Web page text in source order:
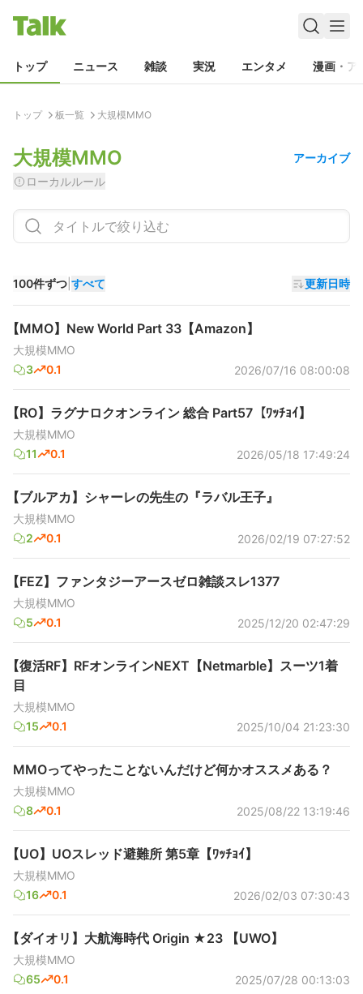
トップ ニュース 雑談 実況 エンタメ 漫画・ア
トップ 板一覧 大規模MMO
大規模MMO
アーカイブ
ローカルルール
100件ずつ すべて 更新日時
【MMO】New World Part 33【Amazon】
大規模MMO
3
0.1 2026/07/16 08:00:08
【RO】ラグナロクオンライン 総合 Part57【ﾜｯﾁｮｲ】
大規模MMO
11
0.1 2026/05/18 17:49:24
【ブルアカ】シャーレの先生の『ラバル王子』
大規模MMO
2
0.1 2026/02/19 07:27:52
【FEZ】ファンタジーアースゼロ雑談スレ1377
大規模MMO
5
0.1 2025/12/20 02:47:29
【復活RF】RFオンラインNEXT【Netmarble】スーツ1着
目
大規模MMO
15
0.1 2025/10/04 21:23:30
MMOってやったことないんだけど何かオススメある？
大規模MMO
8
0.1 2025/08/22 13:19:46
【UO】UOスレッド避難所 第5章【ﾜｯﾁｮｲ】
大規模MMO
16
0.1 2026/02/03 07:30:43
【ダイオリ】大航海時代 Origin ★23 【UWO】
大規模MMO
65
0.1 2025/07/28 00:13:03